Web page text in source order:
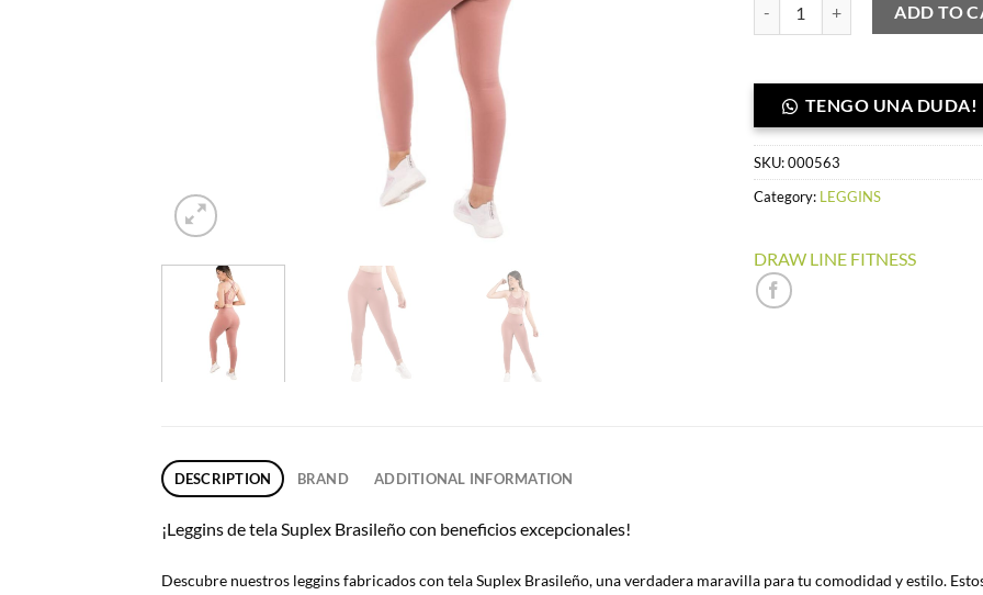
ADD TO
TENGO UNA DUDA!
SKU:000563
Category: LEGGINS
DRAW LINE FITNESS
DESCRIPTION BRAND ADDITIONAL INFORMATION
¡Leggins de tela Suplex Brasileño con beneficios excepcionales!
Descubre nuestros leggins fabricados con tela Suplex Brasileño, una verdadera maravilla para tu comodidad y estilo.